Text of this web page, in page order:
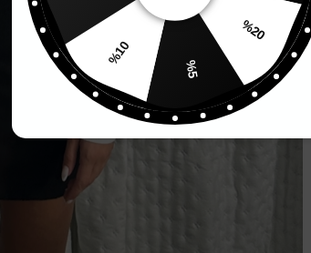
%20
%5
%10